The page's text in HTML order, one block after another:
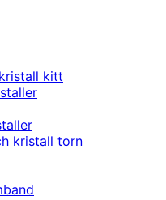
kitt
kristall torn